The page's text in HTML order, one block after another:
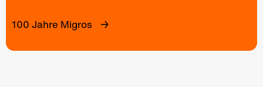
100 Jahre Migros